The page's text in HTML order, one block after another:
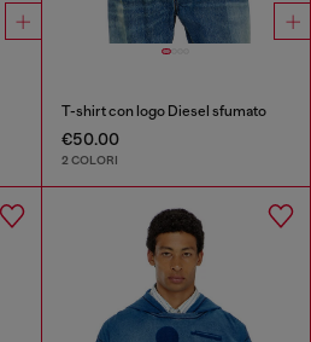
T-shirt con logo Diesel sfumato
€50.00
2 COLORI